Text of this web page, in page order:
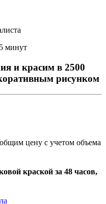
минут
и красим в 2500
рисунком
цену с учетом объема
краской за 48 часов,